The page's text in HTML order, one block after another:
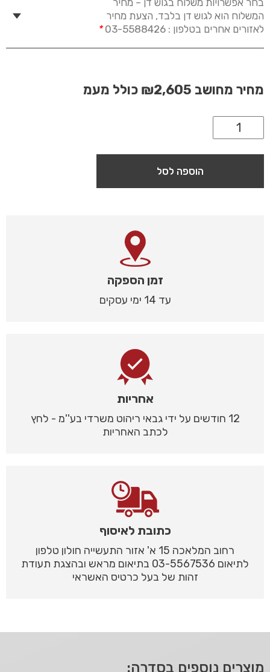
בחר אפשרויות משלוח בגוש דן – מחיר
המשלוח הוא לגוש דן בלבד, הצעת מחיר
לאזורים אחרים בטלפון : 03-5588426
*
מחיר מחושב ₪2,605 כולל מעמ
הוספה לסל
זמן הספקה
עד 14 ימי עסקים
אחריות
12 חודשים על ידי גבאי ריהוט משרדי בע''מ - לחץ
לכתב האחריות
כתובת לאיסוף
רחוב המלאכה 15 א' אזור התעשייה חולון טלפון
לתיאום 03-5567536 בתיאום מראש ובהצגת תעודת
זהות של בעל כרטיס האשראי
מוצרים נוספים בסדרה: